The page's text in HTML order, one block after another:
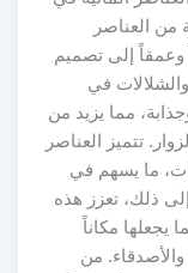
من العناصر
وعمقاً إلى تصميم
في
مما يزيد من
تتميز العناصر
ما يسهم في
ذلك، تعزز هذه
يجعلها مكاناً
والأصدقاء. من